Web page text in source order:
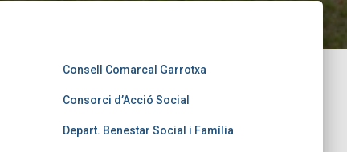
Consell Comarcal Garrotxa
Consorci d’Acció Social
Depart. Benestar Social i Família